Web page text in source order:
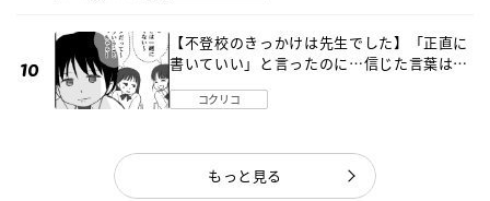
【不登校のきっかけは先生でした】「正直に
書いていい」と言ったのに…信じた言葉は噓
コクリコ
もっと見る